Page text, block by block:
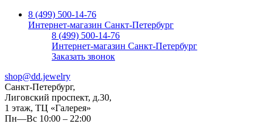
8 (499) 500-14-76
Интернет-магазин Санкт-Петербург
8 (499) 500-14-76
Интернет-магазин Санкт-Петербург
Заказать звонок
shop@dd.jewelry
Санкт-Петербург,
Лиговский проспект, д.30,
1 этаж, ТЦ «Галерея»
Пн—Вс 10:00 – 22:00